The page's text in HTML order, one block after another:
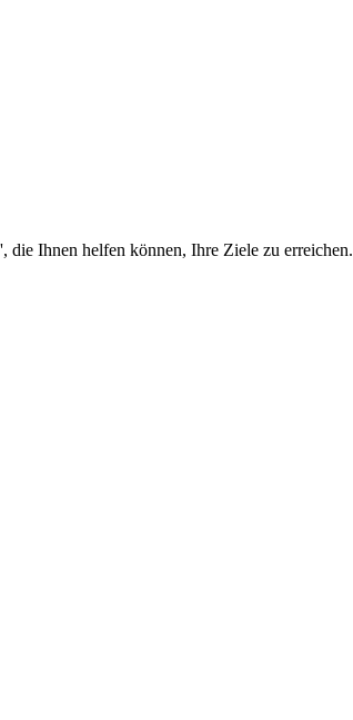
die Ihnen helfen können, Ihre Ziele zu erreichen.